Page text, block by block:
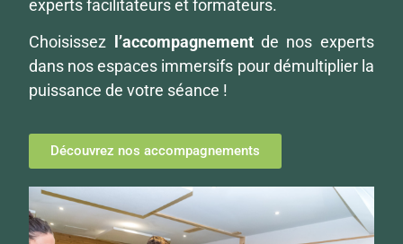
experts facilitateurs et formateurs.
Choisissez
l’accompagnementde nos experts
dans nos espaces immersifs pour démultiplier la
puissance de votre séance !
Découvrez nos accompagnements